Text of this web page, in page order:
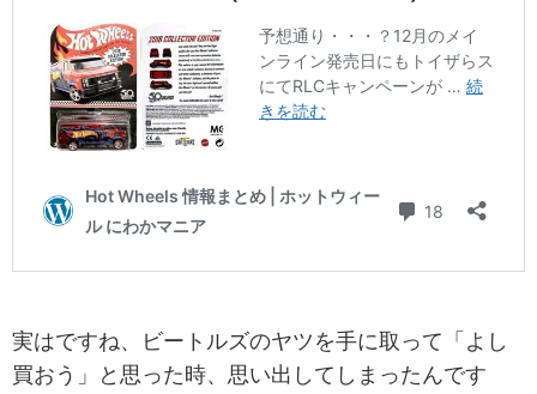
実はですね、ビートルズのヤツを手に取って「よし
買おう」と思った時、思い出してしまったんです